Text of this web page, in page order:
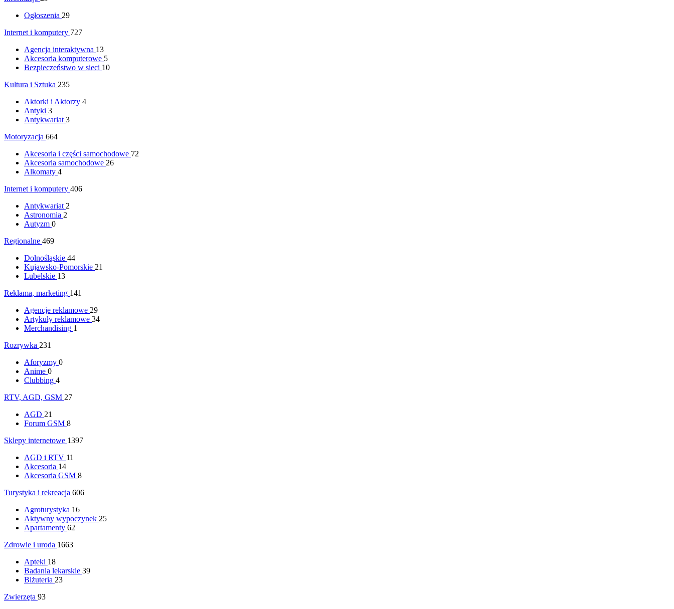
Ogłoszenia 29
Internet i komputery 727
Agencja interaktywna 13
Akcesoria komputerowe 5
Bezpieczeństwo w sieci 10
Kultura i Sztuka 235
Aktorki i Aktorzy 4
Antyki 3
Antykwariat 3
Motoryzacja 664
Akcesoria i części samochodowe 72
Akcesoria samochodowe 26
Alkomaty 4
Internet i komputery 406
Antykwariat 2
Astronomia 2
Autyzm 0
Regionalne 469
Dolnośląskie 44
Kujawsko-Pomorskie 21
Lubelskie 13
Reklama, marketing 141
Agencje reklamowe 29
Artykuły reklamowe 34
Merchandising 1
Rozrywka 231
Aforyzmy 0
Anime 0
Clubbing 4
RTV, AGD, GSM 27
AGD 21
Forum GSM 8
Sklepy internetowe 1397
AGD i RTV 11
Akcesoria 14
Akcesoria GSM 8
Turystyka i rekreacja 606
Agroturystyka 16
Aktywny wypoczynek 25
Apartamenty 62
Zdrowie i uroda 1663
Apteki 18
Badania lekarskie 39
Biżuteria 23
Zwierzęta 93